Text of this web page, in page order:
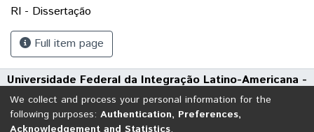
RI - Dissertação
Full item page
Universidade Federal da Integração Latino-Americana -
UNILA
Avenida Tarquínio Joslin dos Santos, 1000 - Polo Universitário
We collect and process your personal information for the
following purposes: Authentication, Preferences,
Acknowledgement and Statistics.